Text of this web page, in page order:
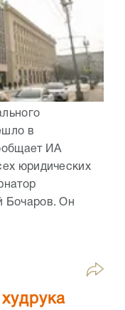
в
ИА
юридических
Бочаров. Он